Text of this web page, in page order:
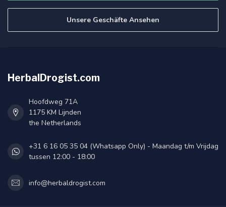
Unsere Geschäfte Ansehen
HerbalDrogist.com
Hoofdweg 71A
1175 KM Lijnden
the Netherlands
+31 6 16 05 35 04 (Whatsapp Only) - Maandag t/m Vrijdag
tussen 12:00 - 18:00
info@herbaldrogist.com